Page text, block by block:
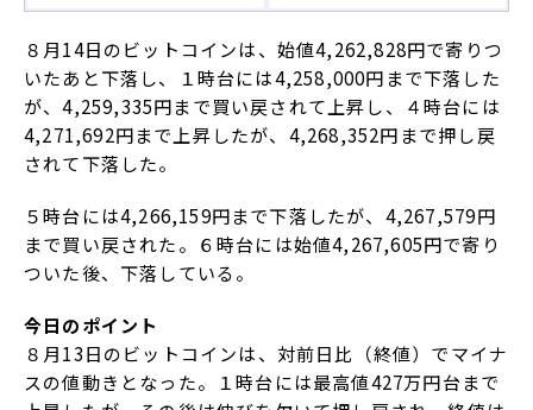
８月14日のビットコインは、始値4,262,828円で寄りつ
いたあと下落し、１時台には4,258,000円まで下落した
が、4,259,335円まで買い戻されて上昇し、４時台には
4,271,692円まで上昇したが、4,268,352円まで押し戻
されて下落した。
５時台には4,266,159円まで下落したが、4,267,579円
まで買い戻された。６時台には始値4,267,605円で寄り
ついた後、下落している。
今日のポイント
８月13日のビットコインは、対前日比（終値）でマイナ
スの値動きとなった。１時台には最高値427万円台まで